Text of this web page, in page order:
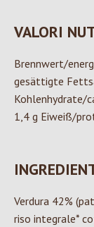
VALORI
Brennwert/
gesättigte
Kohlenhydrate/
1,4 g Eiweiß/
Verdura 42%
riso integrale*